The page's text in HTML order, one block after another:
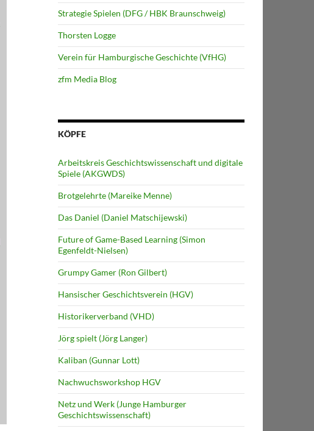
Strategie Spielen (DFG / HBK Braunschweig)
Thorsten Logge
Verein für Hamburgische Geschichte (VfHG)
zfm Media Blog
KÖPFE
Arbeitskreis Geschichtswissenschaft und digitale
Spiele (AKGWDS)
Brotgelehrte (Mareike Menne)
Das Daniel (Daniel Matschijewski)
Future of Game-Based Learning (Simon
Egenfeldt-Nielsen)
Grumpy Gamer (Ron Gilbert)
Hansischer Geschichtsverein (HGV)
Historikerverband (VHD)
Jörg spielt (Jörg Langer)
Kaliban (Gunnar Lott)
Nachwuchsworkshop HGV
Netz und Werk (Junge Hamburger
Geschichtswissenschaft)